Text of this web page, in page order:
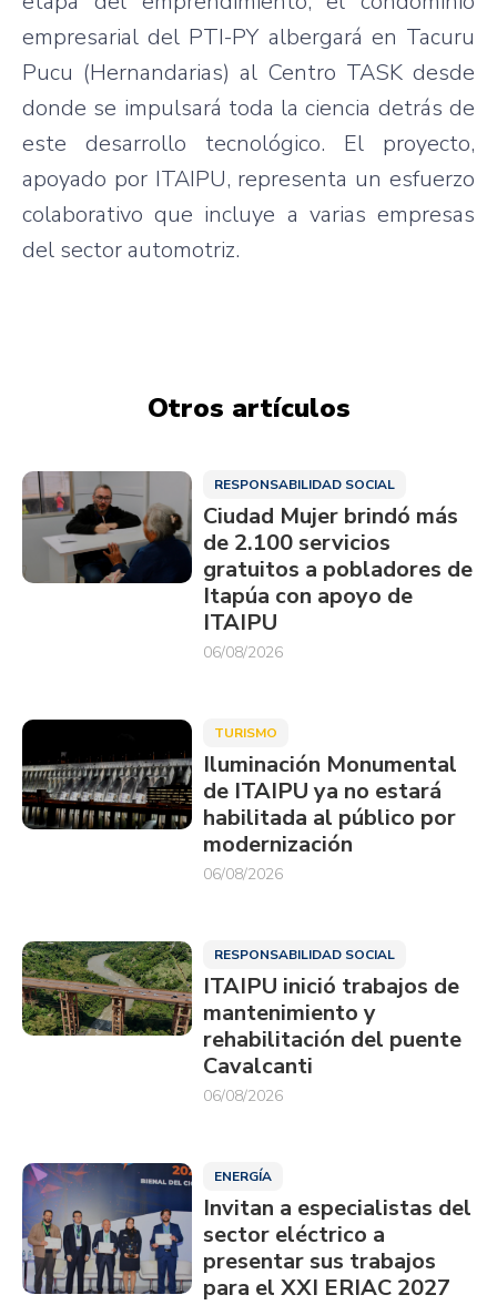
empresarial del PTI-PY albergará en Tacuru
Pucu (Hernandarias) al Centro TASK desde
donde se impulsará toda la ciencia detrás de
este desarrollo tecnológico. El proyecto,
apoyado por ITAIPU, representa un esfuerzo
colaborativo que incluye a varias empresas
del sector automotriz.
Otros artículos
RESPONSABILIDAD SOCIAL
Ciudad Mujer brindó más
de 2.100 servicios
gratuitos a pobladores de
Itapúa con apoyo de
ITAIPU
06/08/2026
TURISMO
Iluminación Monumental
de ITAIPU ya no estará
habilitada al público por
modernización
06/08/2026
RESPONSABILIDAD SOCIAL
ITAIPU inició trabajos de
mantenimiento y
rehabilitación del puente
Cavalcanti
06/08/2026
ENERGÍA
Invitan a especialistas del
sector eléctrico a
presentar sus trabajos
para el XXI ERIAC 2027